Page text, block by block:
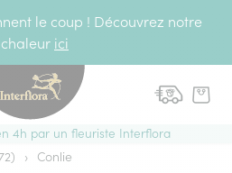
le coup ! Découvrez notre
ici
4h par un fleuriste Interflora
› Conlie